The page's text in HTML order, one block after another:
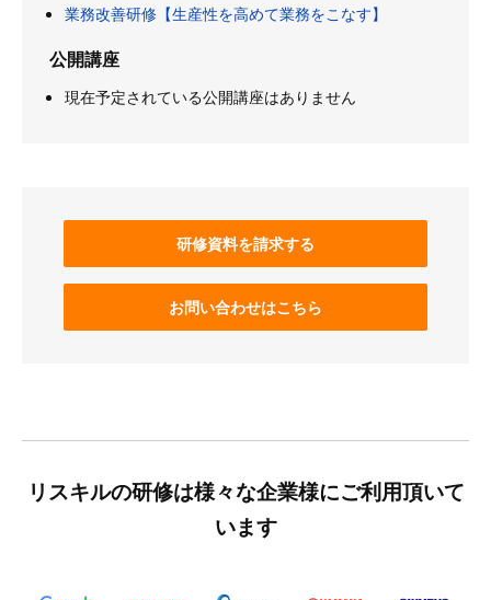
業務改善研修【生産性を高めて業務をこなす】
公開講座
現在予定されている公開講座はありません
研修資料を請求する
お問い合わせはこちら
リスキルの研修は様々な企業様にご利用頂いて
います